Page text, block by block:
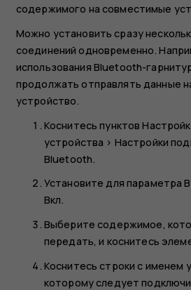
содержимого на совместимые
Можно установить сразу
соединений одновременно.
использования Bluetooth-
продолжать отправлять данные
устройство.
Коснитесь пунктов
устройства > Настройки
Bluetooth.
Установите для параметра
Вкл.
Выберите содержимое,
передать, и коснитесь
Коснитесь строки с именем
которому следует